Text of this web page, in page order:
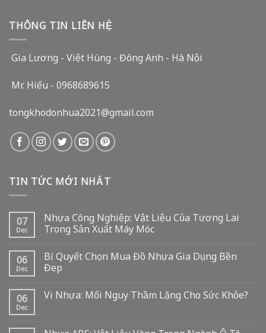
THÔNG TIN LIÊN HỆ
Gia Lương - Việt Hùng - Đông Anh - Hà Nội
Mr. Hiếu - 0968689615
tongkhodonhua2021@gmail.com
TIN TỨC MỚI NHẤT
07
Dec
Nhựa Công Nghiệp: Vật Liệu Của Tương Lai
Trong Sản Xuất Máy Móc
06
Dec
Bí Quyết Chọn Mua Đồ Nhựa Gia Dụng Bền
Đẹp
06
Dec
Vi Nhựa: Mối Nguy Thầm Lặng Cho Sức Khỏe?